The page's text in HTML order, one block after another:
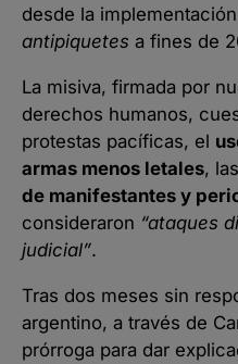
desde la
antipiquetes a fines de
La misiva, firmada por
derechos humanos,
protestas pacíficas, el
armas menos letales, las
de manifestantes y
consideraron “ataques
judicial”.
Tras dos meses sin
argentino, a través de
prórroga para dar